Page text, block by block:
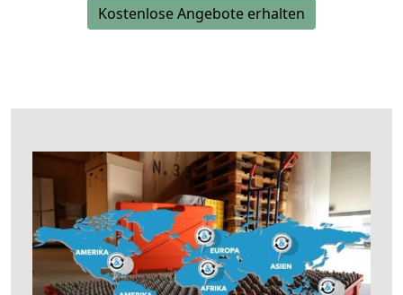
Kostenlose Angebote erhalten